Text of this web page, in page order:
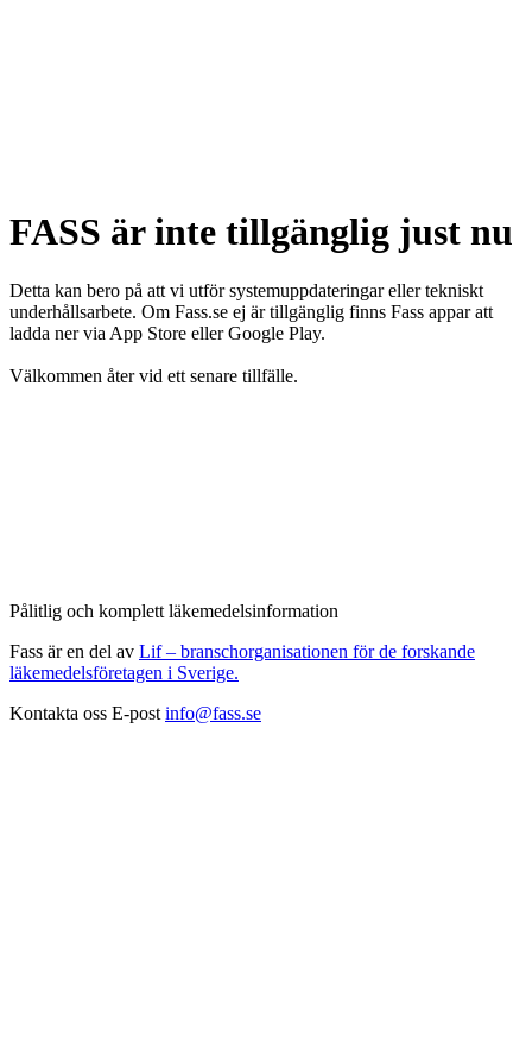
FASS är inte tillgänglig just nu
Detta kan bero på att vi utför systemuppdateringar eller tekniskt
underhållsarbete. Om Fass.se ej är tillgänglig finns Fass appar att
ladda ner via App Store eller Google Play.
Välkommen åter vid ett senare tillfälle.
Pålitlig och komplett läkemedelsinformation
Fass är en del av Lif – branschorganisationen för de forskande
läkemedelsföretagen i Sverige.
Kontakta oss E-post info@fass.se